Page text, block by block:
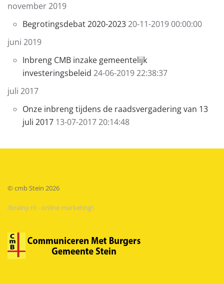
november 2019
Begrotingsdebat 2020-202320-11-2019 00:00:00
juni 2019
Inbreng CMB inzake gemeentelijk
investeringsbeleid 24-06-2019 22:38:37
juli 2017
Onze inbreng tijdens de raadsvergadering van 13
juli 2017 13-07-2017 20:14:48
© cmb Stein 2026
/brainy.nl - online marketing\